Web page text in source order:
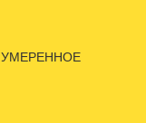
УМЕРЕННОЕ